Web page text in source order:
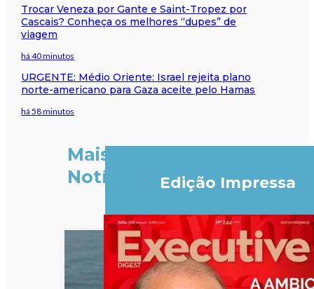
Trocar Veneza por Gante e Saint-Tropez por
Cascais? Conheça os melhores “dupes” de
viagem
há 40 minutos
URGENTE: Médio Oriente: Israel rejeita plano
norte-americano para Gaza aceite pelo Hamas
há 58 minutos
Mais
Notícias
Edição Impressa